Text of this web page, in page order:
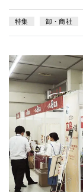
特集 卸・商社